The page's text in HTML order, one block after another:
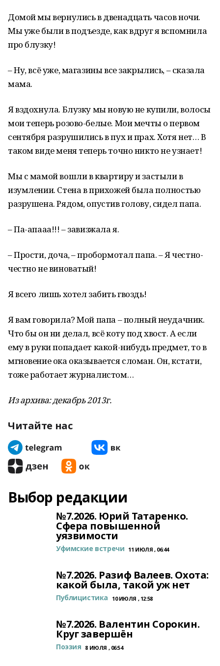
Домой мы вернулись в двенадцать часов ночи.
Мы уже были в подъезде, как вдруг я вспомнила
про блузку!
– Ну, всё уже, магазины все закрылись, – сказала
мама.
Я вздохнула. Блузку мы новую не купили, волосы
мои теперь розово-белые. Мои мечты о первом
сентября разрушились в пух и прах. Хотя нет… В
таком виде меня теперь точно никто не узнает!
Мы с мамой вошли в квартиру и застыли в
изумлении. Стена в прихожей была полностью
разрушена. Рядом, опустив голову, сидел папа.
– Па-апааа!!! – завизжала я.
– Прости, доча, – пробормотал папа. – Я честно-
честно не виноватый!
Я всего лишь хотел забить гвоздь!
Я вам говорила? Мой папа – полный неудачник.
Что бы он ни делал, всё коту под хвост. А если
ему в руки попадает какой-нибудь предмет, то в
мгновение ока оказывается сломан. Он, кстати,
тоже работает журналистом…
Из архива: декабрь 2013г.
Читайте нас
Выбор редакции
№7.2026. Юрий Татаренко.
Сфера повышенной
уязвимости
Уфимские встречи 11 ИЮЛЯ , 06:44
№7.2026. Разиф Валеев. Охота:
какой была, такой уж нет
Публицистика 10 ИЮЛЯ , 12:58
№7.2026. Валентин Сорокин.
Круг завершён
Поэзия 8 ИЮЛЯ , 06:54